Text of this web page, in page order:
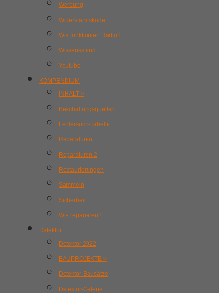
Werbung
Widerstandskode
Wie funktioniert Radio?
Wissensstand
Youtube
KOMPENDIUM
INHALT >
Beschaffungsquellen
Fehlersuch-Tabelle
Reparaturen
Reparaturen 2
Restaurierungen
Sammeln
Sicherheit
Wie reparieren?
Detektor
Detektor 2022
BAUPROJEKTE >
Detektor-Bausätze
Detektor-Galerie